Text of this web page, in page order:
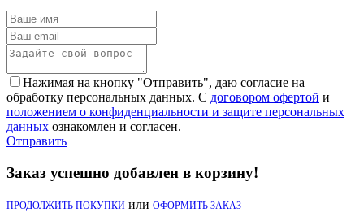
Нажимая на кнопку "Отправить", даю согласие на
обработку персональных данных. С договором офертой и
положением о конфиденциальности и защите персональных
данных ознакомлен и согласен.
Отправить
Заказ успешно добавлен в корзину!
ПРОДОЛЖИТЬ ПОКУПКИ или ОФОРМИТЬ ЗАКАЗ